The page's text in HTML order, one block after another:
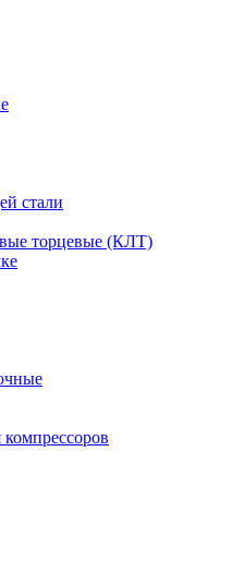
стали
торцевые (КЛТ)